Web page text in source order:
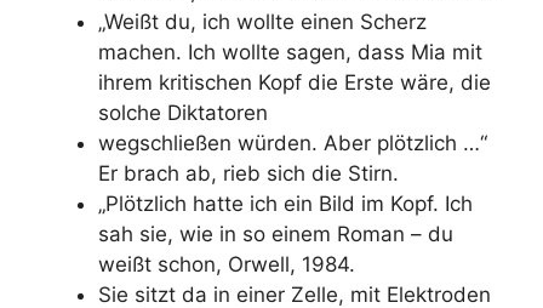
„Weißt du, ich wollte einen Scherz
machen. Ich wollte sagen, dass Mia mit
ihrem kritischen Kopf die Erste wäre, die
solche Diktatoren
wegschließen würden. Aber plötzlich …“
Er brach ab, rieb sich die Stirn.
„Plötzlich hatte ich ein Bild im Kopf. Ich
sah sie, wie in so einem Roman – du
weißt schon, Orwell, 1984.
Sie sitzt da in einer Zelle, mit Elektroden